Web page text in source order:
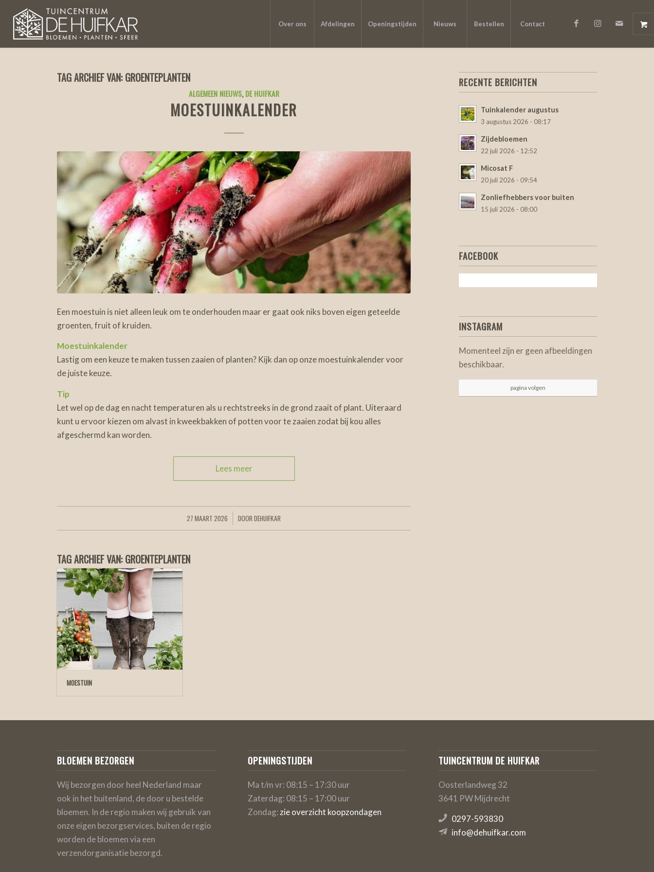
Over ons Afdelingen Openingstijden Nieuws Bestellen Contact
TAG ARCHIEF VAN: GROENTEPLANTEN
ALGEMEEN NIEUWS,DE HUIFKAR
MOESTUINKALENDER
Een moestuin is niet alleen leuk om te onderhouden maar er gaat ook niks boven eigen geteelde
groenten, fruit of kruiden.
Moestuinkalender
Lastig om een keuze te maken tussen zaaien of planten? Kijk dan op onze moestuinkalender voor
de juiste keuze.
Tip
Let wel op de dag en nacht temperaturen als u rechtstreeks in de grond zaait of plant. Uiteraard
kunt u ervoor kiezen om alvast in kweekbakken of potten voor te zaaien zodat bij kou alles
afgeschermd kan worden.
Lees meer
27 MAART 2026
/ DOORDEHUIFKAR
TAG ARCHIEF VAN: GROENTEPLANTEN
MOESTUIN
RECENTE BERICHTEN
Tuinkalender augustus
3 augustus 2026 - 08:17
Zijdebloemen
22 juli 2026 - 12:52
Micosat F
20 juli 2026 - 09:54
Zonliefhebbers voor buiten
15 juli 2026 - 08:00
FACEBOOK
INSTAGRAM
Momenteel zijn er geen afbeeldingen
beschikbaar.
pagina volgen
BLOEMEN BEZORGEN
Wij bezorgen door heel Nederland maar
ook in het buitenland, de door u bestelde
bloemen. In de regio maken wij gebruik van
onze eigen bezorgservices, buiten de regio
worden de bloemen via een
verzendorganisatie bezorgd.
OPENINGSTIJDEN
Ma t/m vr: 08:15 – 17:30 uur
Zaterdag: 08:15 – 17:00 uur
Zondag: zie overzicht koopzondagen
TUINCENTRUM DE HUIFKAR
Oosterlandweg 32
3641 PW Mijdrecht
0297-593830
info@dehuifkar.com